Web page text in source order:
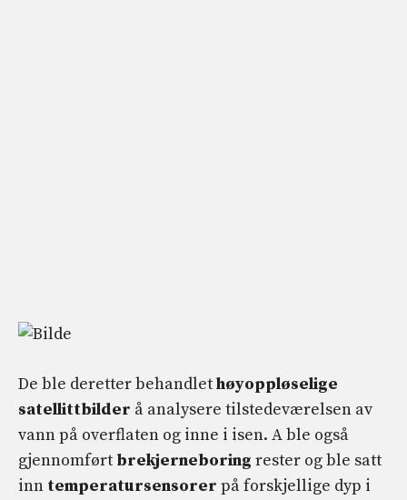
De ble deretter behandlethøyoppløselige
satellittbilder å analysere tilstedeværelsen av
vann på overflaten og inne i isen. A ble også
gjennomført brekjerneboring rester og ble satt
inn temperatursensorer på forskjellige dyp i